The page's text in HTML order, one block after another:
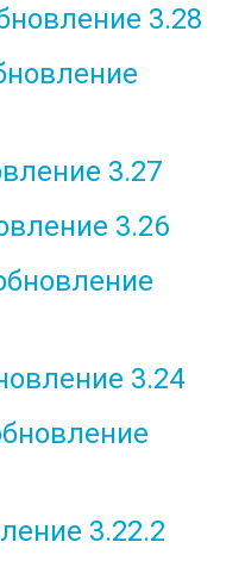
3.28
3.27
3.26
3.24
3.22.2